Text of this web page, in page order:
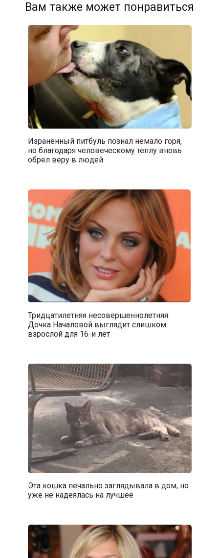
Вам также может понравиться
Израненный питбуль познал немало горя,
но благодаря человеческому теплу вновь
обрел веру в людей
Тридцатилетняя несовершеннолетняя.
Дочка Началовой выглядит слишком
взрослой для 16-и лет
Эта кошка печально заглядывала в дом, но
уже не надеялась на лучшее